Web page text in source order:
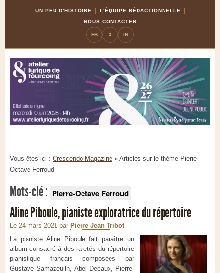
UN PEU D'HISTOIRE
L'ÉQUIPE RÉDACTIONNELLE
NOUS CONTACTER
FB X IN
Vous êtes ici : Crescendo Magazine » Articles sur le thème Pierre-
Octave Ferroud
Mots-clé : Pierre-Octave Ferroud
Aline Piboule, pianiste exploratrice du répertoire
Le 24 mars 2021 par Pierre Jean Tribot
La pianiste Aline Piboule fait paraître un
album consacré à des raretés du répertoire
pianistique français composées par
Gustave Samazeuilh, Abel Decaux, Pierre-